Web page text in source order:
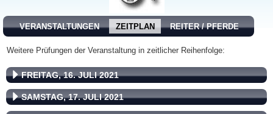
VERANSTALTUNGEN ZEITPLAN REITER / PFERDE
Weitere Prüfungen der Veranstaltung in zeitlicher Reihenfolge:
FREITAG, 16. JULI 2021
SAMSTAG, 17. JULI 2021